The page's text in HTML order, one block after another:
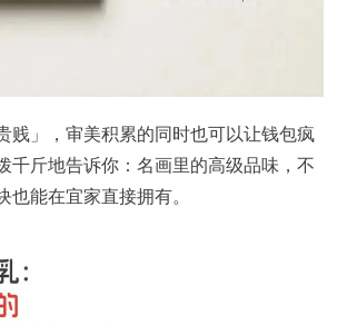
贱」，审美积累的同时也可以让钱包疯
千斤地告诉你：名画里的高级品味，不
也能在宜家直接拥有。